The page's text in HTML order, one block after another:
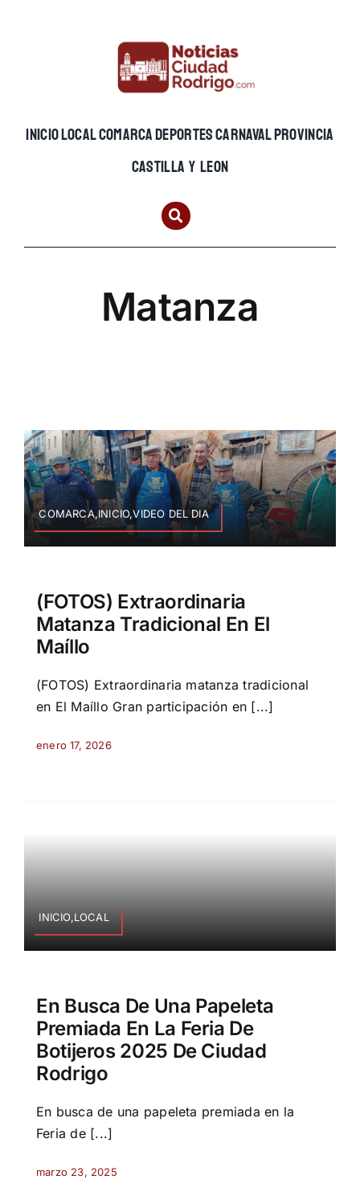
INICIOLOCALCOMARCADEPORTESCARNAVALPROVINCIA
CASTILLA Y LEON
Matanza
COMARCA,INICIO,VIDEO DEL DIA
(FOTOS) Extraordinaria
Matanza Tradicional En El
Maíllo
(FOTOS) Extraordinaria matanza tradicional
en El Maíllo Gran participación en [...]
enero 17, 2026
INICIO,LOCAL
En Busca De Una Papeleta
Premiada En La Feria De
Botijeros 2025 De Ciudad
Rodrigo
En busca de una papeleta premiada en la
Feria de [...]
marzo 23, 2025